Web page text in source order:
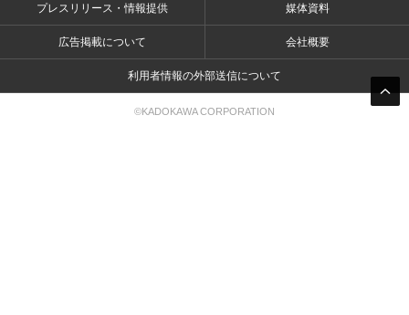
プレスリリース・情報提供 媒体資料
広告掲載について 会社概要
利用者情報の外部送信について
©KADOKAWA CORPORATION